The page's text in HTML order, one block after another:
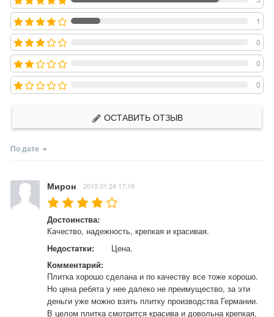
1
0
0
0
ОСТАВИТЬ ОТЗЫВ
По дате
Мирон 2019.01.24 17:19
Достоинства:
Качество, надежность, крепкая и красивая.
Недостатки:
Цена.
Комментарий:
Плитка хорошо сделана и по качеству все тоже хорошо.
Но цена ребята у нее далеко не преимущество, за эти
деньги уже можно взять плитку производства Германии.
В целом плитка смотрится красива и довольна крепкая,